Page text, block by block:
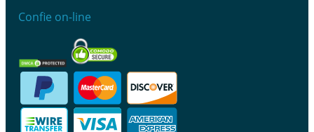
Confie on-line